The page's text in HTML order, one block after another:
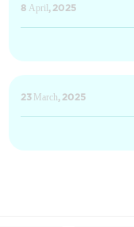
8 April, 2025
23 March, 2025